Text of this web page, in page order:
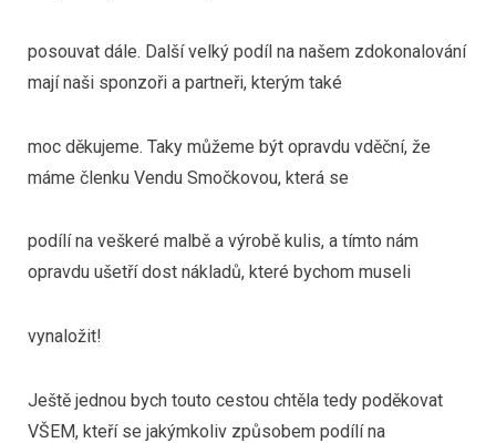
posouvat dále. Další velký podíl na našem zdokonalování
mají naši sponzoři a partneři, kterým také
moc děkujeme. Taky můžeme být opravdu vděční, že
máme členku Vendu Smočkovou, která se
podílí na veškeré malbě a výrobě kulis, a tímto nám
opravdu ušetří dost nákladů, které bychom museli
vynaložit!
Ještě jednou bych touto cestou chtěla tedy poděkovat
VŠEM, kteří se jakýmkoliv způsobem podílí na